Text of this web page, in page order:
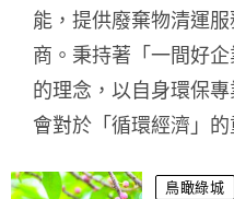
能，提供廢棄物清運
商。秉持著「一間好企
的理念，以自身環保
會對於「循環經濟」的
鳥瞰綠城